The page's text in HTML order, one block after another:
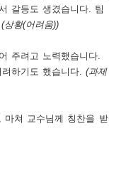
갈등도 생겼습니다. 팀
(상황(어려움))
주려고 노력했습니다.
려하기도 했습니다.(과제
마쳐 교수님께 칭찬을 받